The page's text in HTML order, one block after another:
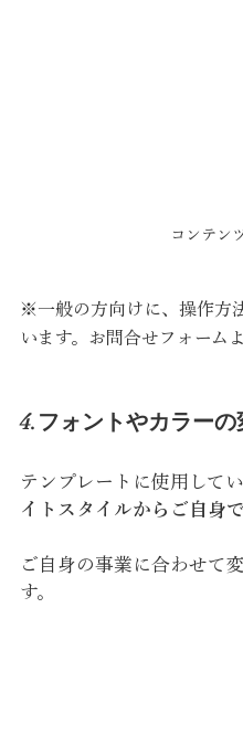
コンテン
※一般の方向けに、操作方
います。お問合せフォーム
4.フォントやカラーの
テンプレートに使用して
イトスタイルからご自身
ご自身の事業に合わせて
す。